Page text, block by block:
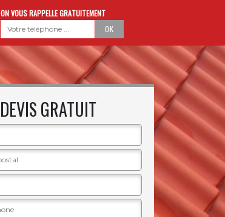
ON VOUS RAPPELLE GRATUITEMENT
DEVIS GRATUIT